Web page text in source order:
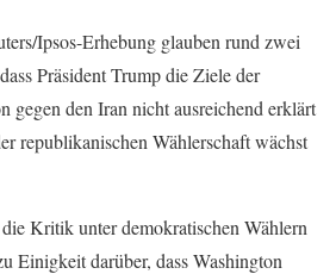
Ipsos-Erhebung glauben rund zwei
Präsident Trump die Ziele der
gegen den Iran nicht ausreichend erklärt
republikanischen Wählerschaft wächst
Kritik unter demokratischen Wählern
Einigkeit darüber, dass Washington